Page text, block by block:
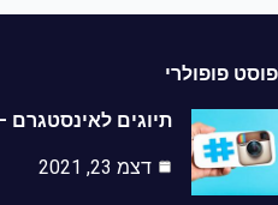
פופולרי
תיוגים לאינסטגרם
דצמ 23, 2021